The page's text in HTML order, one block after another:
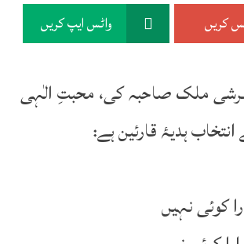
کریں واٹس ایپ کریں
میں مکرمہ ارشاد عرشی ملک صاحبہ کی، محبتِ الٰہی
ہدیۂ قارئین ہے:
کوئی نہیں